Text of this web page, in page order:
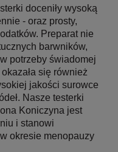
doceniły wysoką
- oraz prosty,
Preparat nie
barwników,
potrzeby świadomej
się również
jakości surowce
Nasze testerki
Koniczyna jest
i stanowi
okresie menopauzy